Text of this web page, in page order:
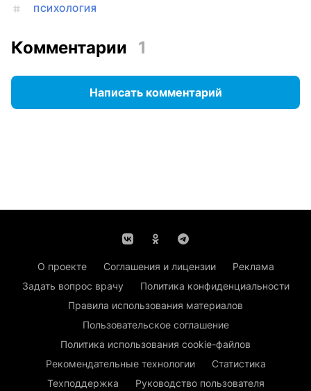
ПСИХОЛОГИЯ
Комментарии 1
Написать комментарий
О проекте Соглашения и лицензии
Реклама
Задать вопрос врачу
Политика конфиденциальности
Правила использования материалов
Пользовательское соглашение
Политика использования cookie-файлов
Рекомендательные технологии
Статистика
Техподдержка
Руководство пользователя